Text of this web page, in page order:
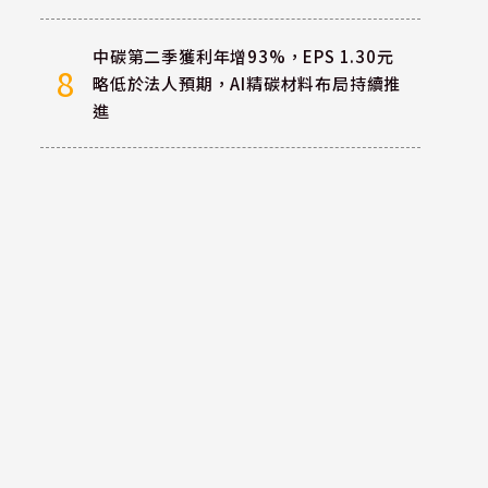
8
中碳第二季獲利年增93%，EPS 1.30元
略低於法人預期，AI精碳材料布局持續推
進